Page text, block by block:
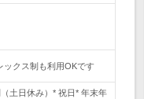
クス制も利用OKです
土日休み）* 祝日* 年末年